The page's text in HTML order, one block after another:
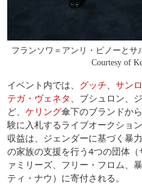
フランソワ＝アンリ・ピノーとサ
Courtesy of
イベント内では、 グッチ、 サン
テガ・ヴェネタ 、ブシュロン、
ど、 ケリング傘下のブランドか
験に入札するライブオークショ
収益は、ジェンダーに基づく暴
の家族の支援を行う4つの団体
ァミリーズ、フリー・フロム、
ティ・ナウ）に寄付される。